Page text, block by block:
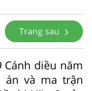
Trang sau
diều năm
án và ma trận